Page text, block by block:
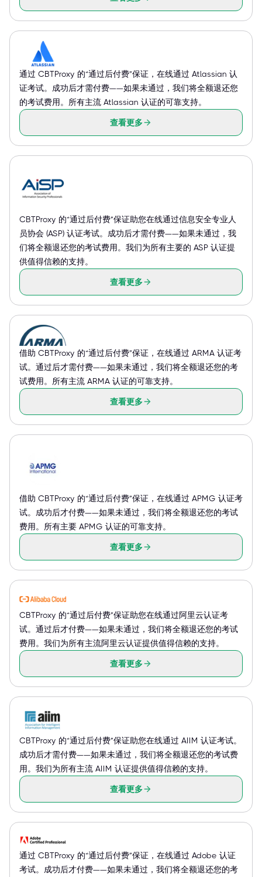
通过 CBTProxy 的“通过后付费”保证，在线通过 Atlassian 认
证考试。成功后才需付费——如果未通过，我们将全额退还您
的考试费用。所有主流 Atlassian 认证的可靠支持。
查看更多
CBTProxy 的“通过后付费”保证助您在线通过信息安全专业人
员协会 (ASP) 认证考试。成功后才需付费——如果未通过，我
们将全额退还您的考试费用。我们为所有主要的 ASP 认证提
供值得信赖的支持。
查看更多
借助 CBTProxy 的“通过后付费”保证，在线通过 ARMA 认证考
试。通过后才需付费——如果未通过，我们将全额退还您的考
试费用。所有主流 ARMA 认证的可靠支持。
查看更多
借助 CBTProxy 的“通过后付费”保证，在线通过 APMG 认证考
试。成功后才付费——如果未通过，我们将全额退还您的考试
费用。所有主要 APMG 认证的可靠支持。
查看更多
CBTProxy 的“通过后付费”保证助您在线通过阿里云认证考
试。通过后才付费——如果未通过，我们将全额退还您的考试
费用。我们为所有主流阿里云认证提供值得信赖的支持。
查看更多
CBTProxy 的“通过后付费”保证助您在线通过 AIIM 认证考试。
成功后才需付费——如果未通过，我们将全额退还您的考试费
用。我们为所有主流 AIIM 认证提供值得信赖的支持。
查看更多
通过 CBTProxy 的“通过后付费”保证，在线通过 Adobe 认证
考试。成功后才付费——如果未通过，我们将全额退还您的考